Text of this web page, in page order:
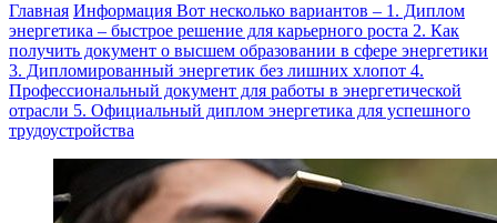
Главная Информация Вот несколько вариантов – 1. Диплом
энергетика – быстрое решение для карьерного роста 2. Как
получить документ о высшем образовании в сфере энергетики
3. Дипломированный энергетик без лишних хлопот 4.
Профессиональный документ для работы в энергетической
отрасли 5. Официальный диплом энергетика для успешного
трудоустройства